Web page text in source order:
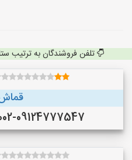
تلفن فروشندگان به ترتیب
09382301002-